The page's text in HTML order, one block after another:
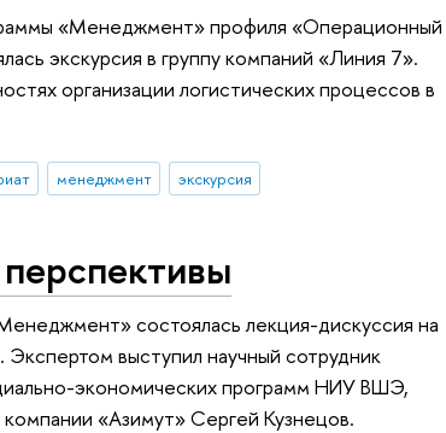
«Менеджмент» профиля «Операционный
экскурсия в группу компаний «Линия 7».
организации логистических процессов в
менеджмент экскурсия
состоялась лекция-дискуссия на
Экспертом выступил научный сотрудник
экономических программ НИУ ВШЭ,
«Азимут» Сергей Кузнецов.